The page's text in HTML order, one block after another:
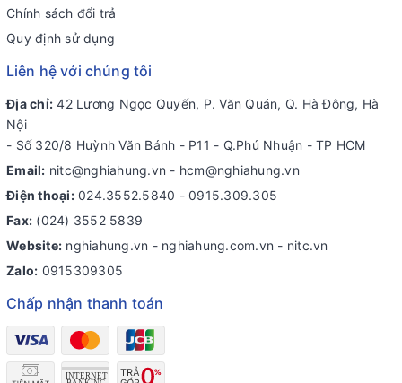
Chính sách đổi trả
Quy định sử dụng
Liên hệ với chúng tôi
Địa chỉ: 42 Lương Ngọc Quyến, P. Văn Quán, Q. Hà Đông, Hà
Nội
- Số 320/8 Huỳnh Văn Bánh - P11 - Q.Phú Nhuận - TP HCM
Email: nitc@nghiahung.vn - hcm@nghiahung.vn
Điện thoại: 024.3552.5840 - 0915.309.305
Fax: (024) 3552 5839
Website: nghiahung.vn - nghiahung.com.vn - nitc.vn
Zalo: 0915309305
Chấp nhận thanh toán